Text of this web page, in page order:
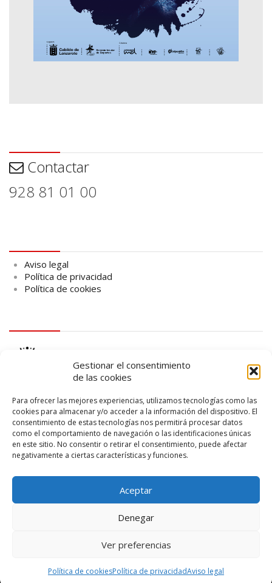
Gestionar el consentimiento
de las cookies
Para ofrecer las mejores experiencias, utilizamos tecnologías como las
cookies para almacenar y/o acceder a la información del dispositivo. El
consentimiento de estas tecnologías nos permitirá procesar datos
como el comportamiento de navegación o las identificaciones únicas
en este sitio. No consentir o retirar el consentimiento, puede afectar
negativamente a ciertas características y funciones.
Aceptar
Denegar
Ver preferencias
Política de cookiesPolítica de privacidadAviso legal
Contactar
928 81 01 00
Aviso legal
Política de privacidad
Política de cookies
logo SID
Diseño web porSolucionetyCibernatural